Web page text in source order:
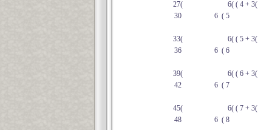
27(
6( ( 4 + 3(
30
6 ( 5
33(
6( ( 5 + 3(
36
6 ( 6
39(
6( ( 6 + 3(
42
6 ( 7
45(
6( ( 7 + 3(
48
6 ( 8